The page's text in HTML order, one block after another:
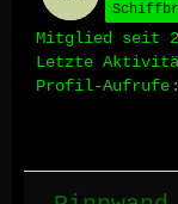
Mitglied seit
Letzte
Profil-Aufrufe